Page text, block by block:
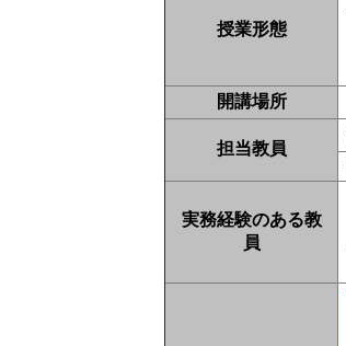
授業形態
開講場所
担当教員
実務経験のある教
員